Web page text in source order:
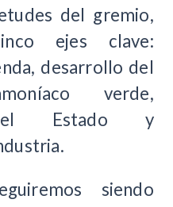
del gremio,
ejes clave:
desarrollo del
verde,
del Estado y
siendo